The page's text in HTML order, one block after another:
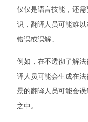
仅仅是语言技能，还
识，翻译人员可能难
错误或误解。
例如，在不透彻了解
译人员可能会生成在
景的翻译人员可能会
之中。